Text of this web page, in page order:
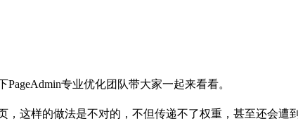
专业优化团队带大家一起来看看。
，这样的做法是不对的，不但传递不了权重，甚至还会